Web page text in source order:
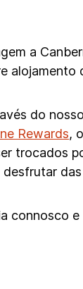
a
alojamento
do
Rewards,
trocados
desfrutar
connosco